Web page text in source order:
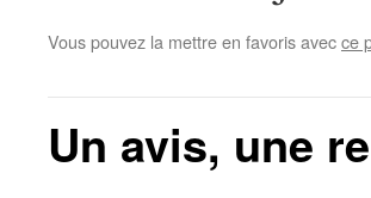
Vous pouvez la mettre en favoris avecce
Un avis, une